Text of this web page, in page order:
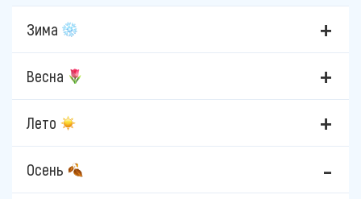
Зима
Весна
Лето
Осень